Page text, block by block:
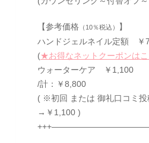
【参考価格 （10％税込）
】
ハンドジェルネイル定額 ￥
(★お得なネットクーポンはこ
ウォーターケア ￥1,100
/計：￥8,800
( ※初回 または 御礼口コミ
→￥1,100 )